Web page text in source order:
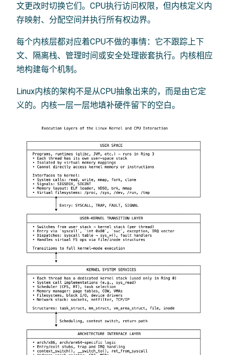
文更改时切换它们。CPU执行访问权限，但内核定义内
存映射、分配空间并执行所有权边界。
每个内核层都对应着CPU不做的事情：它不跟踪上下
文、隔离栈、管理时间或安全处理嵌套执行。内核相应
地构建每个机制。
Linux内核的架构不是从CPU抽象出来的，而是由它定
义的。内核一层一层地填补硬件留下的空白。